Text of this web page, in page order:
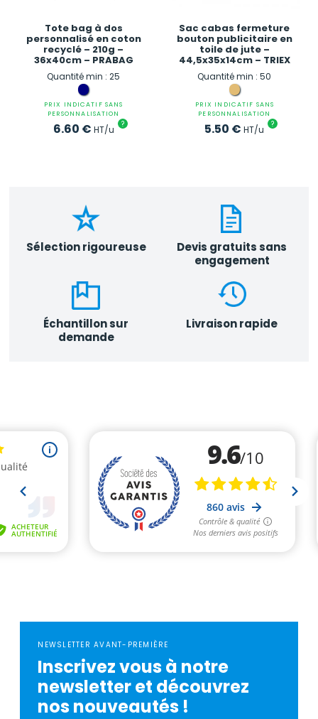
Tote bag à dos
personnalisé en coton
recyclé – 210g –
36x40cm – PRABAG
Quantité min : 25
PRIX INDICATIF SANS
PERSONNALISATION
6.60 € HT/u ?
Sac cabas fermeture
bouton publicitaire en
toile de jute –
44,5x35x14cm – TRIEX
Quantité min : 50
PRIX INDICATIF SANS
PERSONNALISATION
5.50 € HT/u ?
Sélection rigoureuse
Devis gratuits sans
engagement
Échantillon sur
demande
Livraison rapide
NEWSLETTER AVANT-PREMIÈRE
Inscrivez vous à notre
newsletter et découvrez
nos nouveautés !